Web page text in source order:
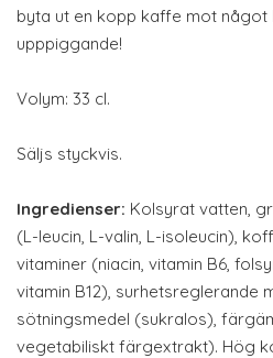
byta ut en kopp kaffe mot något
upppiggande!
Volym: 33 cl.
Säljs styckvis.
Ingredienser: Kolsyrat vatten,
(L-leucin, L-valin, L-isoleucin),
vitaminer (niacin, vitamin B6,
vitamin B12), surhetsreglerande
sötningsmedel (sukralos),
vegetabiliskt färgextrakt). Hög